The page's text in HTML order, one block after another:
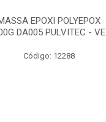
EPOXI POLYEPOX
DA005 PULVITEC - VE
Código: 12288